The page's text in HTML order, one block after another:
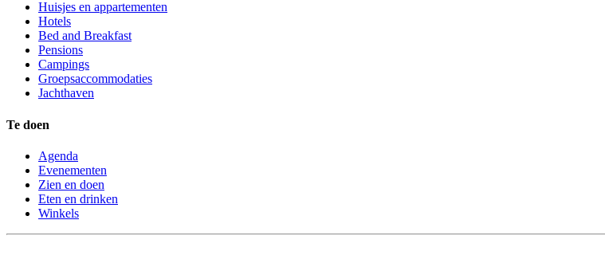
Huisjes en appartementen
Hotels
Bed and Breakfast
Pensions
Campings
Groepsaccommodaties
Jachthaven
Te doen
Agenda
Evenementen
Zien en doen
Eten en drinken
Winkels